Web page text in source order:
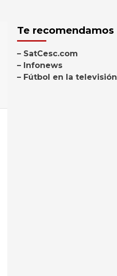
Te recomendamos
– SatCesc.com
– Infonews
– Fútbol en la televisión